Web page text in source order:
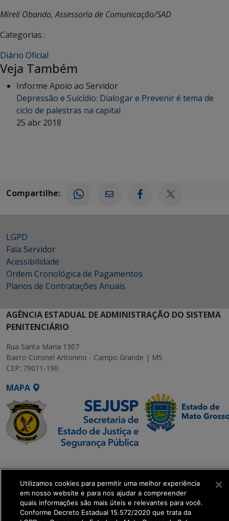
Mireli Obando, Assessoria de Comunicação/SAD
Categorias :
Diário Oficial
Veja Também
Informe Apoio ao Servidor
Depressão e Suicídio: Dialogar e Prevenir é tema de
ciclo de palestras na capital
25 abr 2018
Compartilhe:
LGPD
Fala Servidor
Acessibilidade
Ordem Cronológica de Pagamentos
Planos de Contratações Anuais
AGÊNCIA ESTADUAL DE ADMINISTRAÇÃO DO SISTEMA
PENITENCIÁRIO
Rua Santa Maria 1307
Bairro Coronel Antonino - Campo Grande | MS
CEP: 79011-190
MAPA
Executiva de
Transformação Digital
get_footer();
Utilizamos cookies para permitir uma melhor experiência
em nosso website e para nos ajudar a compreender
quais informações são mais úteis e relevantes para você.
Conforme Decreto Estadual 15.572/2020 que trata da